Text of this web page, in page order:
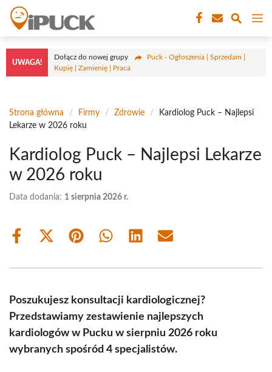
Przejdź
treści
UWAGA!
Dołącz do nowej grupy
Puck - Ogłoszenia | Sprzedam |
Kupię | Zamienię | Praca
Strona główna / Firmy / Zdrowie /
Kardiolog Puck – Najlepsi
Lekarze w 2026 roku
Kardiolog Puck – Najlepsi Lekarze
w 2026 roku
Data dodania: 1 sierpnia 2026 r.
Share
Share
(Twitter)
Share Share Share Share
Poszukujesz konsultacji kardiologicznej?
Przedstawiamy zestawienie najlepszych
kardiologów w Pucku w sierpniu 2026 roku
wybranych spośród 4 specjalistów.